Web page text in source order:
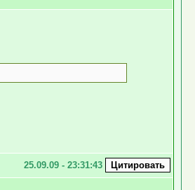
25.09.09 - 23:31:43